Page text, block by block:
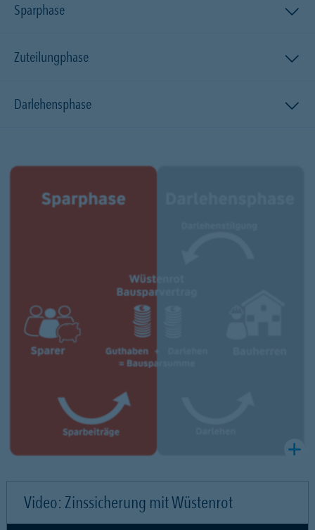
Sparphase
Zuteilungphase
Darlehensphase
Video: Zinssicherung mit Wüstenrot